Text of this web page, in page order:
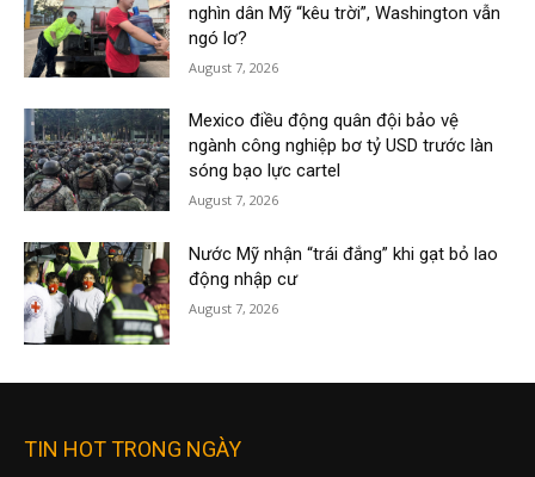
nghìn dân Mỹ “kêu trời”, Washington vẫn
ngó lơ?
August 7, 2026
Mexico điều động quân đội bảo vệ
ngành công nghiệp bơ tỷ USD trước làn
sóng bạo lực cartel
August 7, 2026
Nước Mỹ nhận “trái đắng” khi gạt bỏ lao
động nhập cư
August 7, 2026
TIN HOT TRONG NGÀY